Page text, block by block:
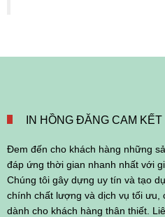
IN HỒNG ĐĂNG CAM KẾT
Đem đến cho khách hàng những
đáp ứng thời gian nhanh nhất với
Chúng tôi gây dựng uy tín và tạo
chính chất lượng và dịch vụ tối ưu,
dành cho khách hàng thân thiết.